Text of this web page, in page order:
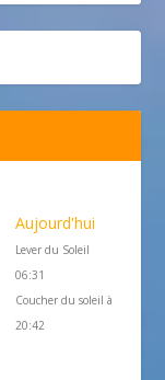
Aujourd'hui
Lever du Soleil
06:31
Coucher du soleil à
20:42